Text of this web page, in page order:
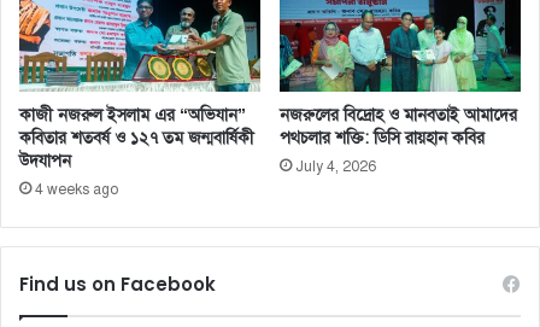
কাজী নজরুল ইসলাম এর “অভিযান”
কবিতার শতবর্ষ ও ১২৭ তম জন্মবার্ষিকী
উদযাপন
4 weeks ago
নজরুলের বিদ্রোহ ও মানবতাই আমাদের
পথচলার শক্তি: ডিসি রায়হান কবির
July 4, 2026
Find us on Facebook